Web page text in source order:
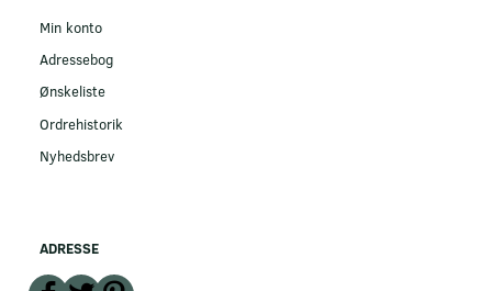
Min konto
Adressebog
Ønskeliste
Ordrehistorik
Nyhedsbrev
ADRESSE